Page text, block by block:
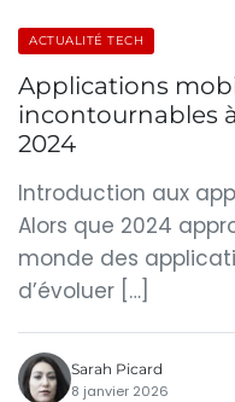
ACTUALITÉ TECH
Applications
incontournables
2024
Introduction aux
Alors que 2024
monde des
d’évoluer […]
Sarah Picard
8 janvier 2026